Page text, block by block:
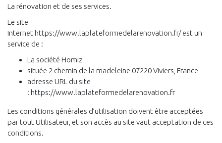
La rénovation et de ses services.
Le site
Internet https://www.laplateformedelarenovation.fr/ est un
service de :
La société Homiz
située 2 chemin de la madeleine 07220 Viviers, France
adresse URL du site
: https://www.laplateformedelarenovation.fr
Les conditions générales d’utilisation doivent être acceptées
par tout Utilisateur, et son accès au site vaut acceptation de ces
conditions.